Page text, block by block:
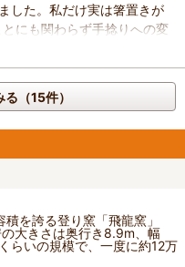
した。私だけ実は箸置きが
にも関わらず手捻りへの変
作れました。
！
（15件）
を誇る登り窯「飛龍窯」
大きさは奥行き8.9m、幅
らいの規模で、一度に約12万